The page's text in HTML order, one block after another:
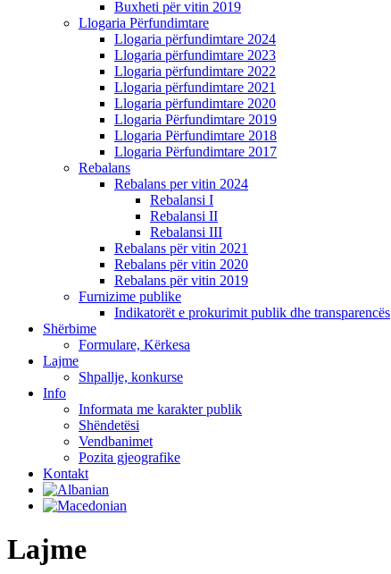
Buxheti për vitin 2019
Llogaria Përfundimtare
Llogaria përfundimtare 2024
Llogaria përfundimtare 2023
Llogaria përfundimtare 2022
Llogaria përfundimtare 2021
Llogaria përfundimtare 2020
Llogaria Përfundimtare 2019
Llogaria Përfundimtare 2018
Llogaria Përfundimtare 2017
Rebalans
Rebalans per vitin 2024
Rebalansi I
Rebalansi II
Rebalansi III
Rebalans për vitin 2021
Rebalans për vitin 2020
Rebalans për vitin 2019
Furnizime publike
Indikatorët e prokurimit publik dhe transparencës
Shërbime
Formulare, Kërkesa
Lajme
Shpallje, konkurse
Info
Informata me karakter publik
Shëndetësi
Vendbanimet
Pozita gjeografike
Kontakt
Lajme